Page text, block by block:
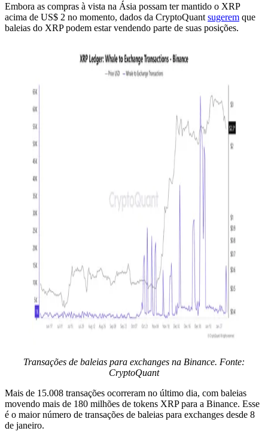
Embora as compras à vista na Ásia possam ter mantido o XRP
acima de US$ 2 no momento, dados da CryptoQuant sugerem que
baleias do XRP podem estar vendendo parte de suas posições.
Transações de baleias para exchanges na Binance. Fonte:
CryptoQuant
Mais de 15.008 transações ocorreram no último dia, com baleias
movendo mais de 180 milhões de tokens XRP para a Binance. Esse
é o maior número de transações de baleias para exchanges desde 8
de janeiro.